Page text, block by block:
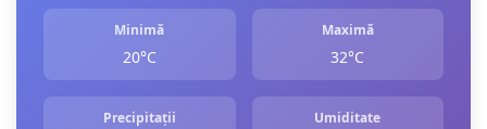
Minimă
20°C
Maximă
32°C
Precipitații Umiditate